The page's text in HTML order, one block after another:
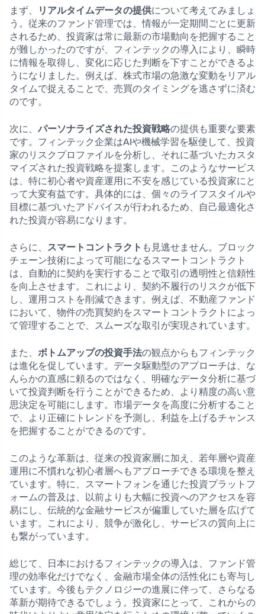
まず、 リアルタイムデータの提供について考えてみましょ
う。従来のファンド管理では、情報が一定期間ごとに更新
されるため、投資家は常に最新の市場動向を把握すること
が難しかったのですが、フィンテックの導入により、瞬時
に情報を取得し、変化に応じた判断を下すことができるよ
うになりました。例えば、株式市場の急激な変動をリアル
タイムで捉えることで、売買のタイミングを逃さずに済む
のです。
次に、 パーソナライズされた投資戦略の提供も重要な要素
です。フィンテック企業はAIや機械学習を駆使して、投資
家のリスクプロファイルを分析し、それに基づいたカスタ
マイズされた投資戦略を提案します。このようなサービス
は、特に初心者や資産運用に不安を感じている投資家にと
って大変有益です。具体的には、個々のライフスタイルや
目標に基づいたアドバイスが行われるため、自己最適化さ
れた投資が容易になります。
さらに、 スマートコントラクト も見逃せません。ブロック
チェーン技術によって可能になるスマートコントラクト
は、自動的に契約を実行することで取引の透明性と信頼性
を向上させます。これにより、契約不履行のリスクが低下
し、運用コストを削減できます。例えば、不動産ファンド
において、物件の売買契約をスマートコントラクトによっ
て管理することで、スムーズな取引が実現されています。
また、 ボトムアップの投資手法の観点からもフィンテック
は進化を促しています。データ駆動型のアプローチは、な
んらかの直感に頼るのではなく、明確なデータ分析に基づ
いて投資判断を行うことができるため、より精度の高い意
思決定を可能にします。市場データを高度に分析すること
で、より正確にトレンドを予測し、利益を上げるチャンス
を把握することができるのです。
このような革新は、従来の投資家層に加え、若年層や資産
運用に不慣れな初心者層へもアプローチできる環境を整え
ています。特に、スマートフォンを通じた投資プラットフ
ォームの普及は、以前よりも大幅に投資へのアクセスを容
易にし、伝統的な金融サービスが偏重していた層を広げて
います。これにより、競争が激化し、サービスの質向上に
も繋がっています。
総じて、日本におけるフィンテックの導入は、ファンド管
理の効率化だけでなく、金融市場全体の活性化にも寄与し
ています。今後もテクノロジーの進展に伴って、さらなる
革新が期待できるでしょう。投資家にとって、これからの